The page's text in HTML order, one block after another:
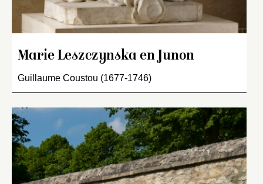
Marie Leszczynska en Junon
Guillaume Coustou (1677-1746)